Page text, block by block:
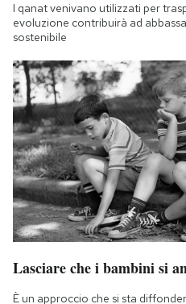
I qanat venivano utilizzati per
evoluzione contribuirà ad
sostenibile
Lasciare che i bambini si
È un approccio che si sta